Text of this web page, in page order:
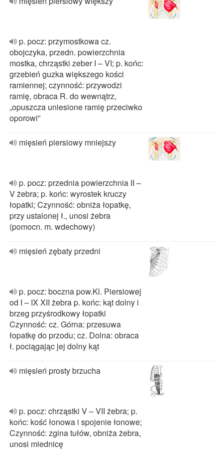
p. pocz: przymostkowa cz.
obojczyka, przedn. powierzchnia
mostka, chrząstki zeber I – VI; p. końc:
grzebień guzka większego kości
ramiennej; czynność: przywodzi
ramię, obraca R. do wewnątrz,
„opuszcza uniesione ramię przeciwko
oporowi”
mięsień piersiowy mniejszy
p. pocz: przednia powierzchnia II –
V żebra; p. końc: wyrostek kruczy
łopatki; Czynność: obniża łopatkę,
przy ustalonej ł., unosi żebra
(pomocn. m. wdechowy)
mięsień zębaty przedni
p. pocz: boczna pow.Kl. Piersiowej
od I – IX XII żebra p. końc: kąt dolny i
brzeg przyśrodkowy łopatki
Czynność: cz. Górna: przesuwa
łopatkę do przodu; cz. Dolna: obraca
ł. pociągając jej dolny kąt
mięsień prosty brzucha
p. pocz: chrząstki V – VII żebra; p.
końc: kość łonowa i spojenie łonowe;
Czynność: zgina tułów, obniża żebra,
unosi miednicę